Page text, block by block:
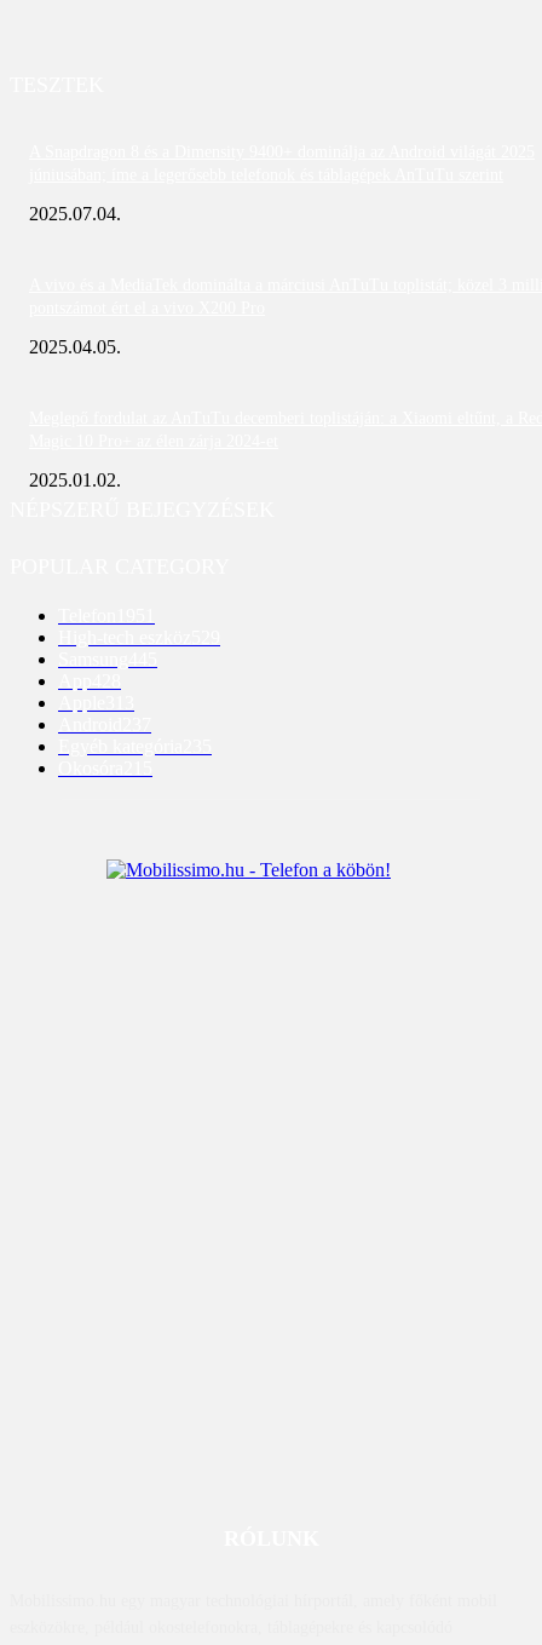
2025.07.04.
2025.04.05.
2025.01.02.